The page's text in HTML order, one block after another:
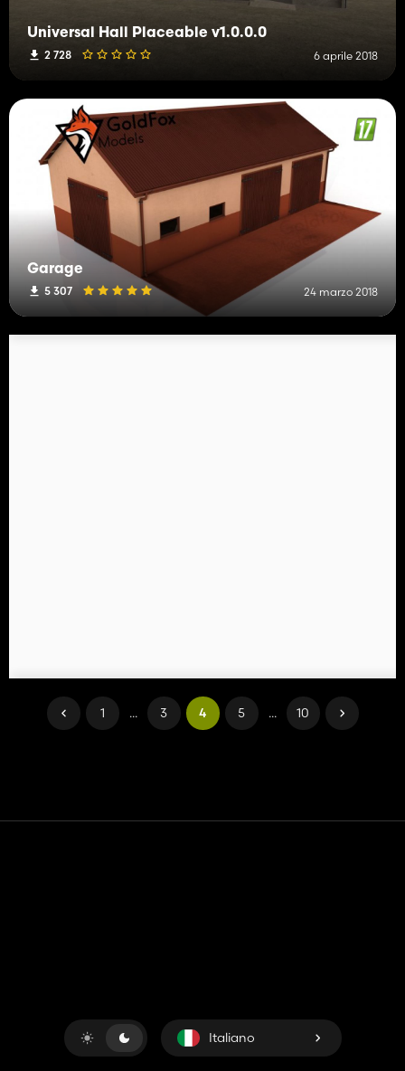
Universal Hall Placeable v1.0.0.0
2 728 6 aprile 2018
Garage
5 307 24 marzo 2018
1 ... 3 4 5 ... 10
Italiano